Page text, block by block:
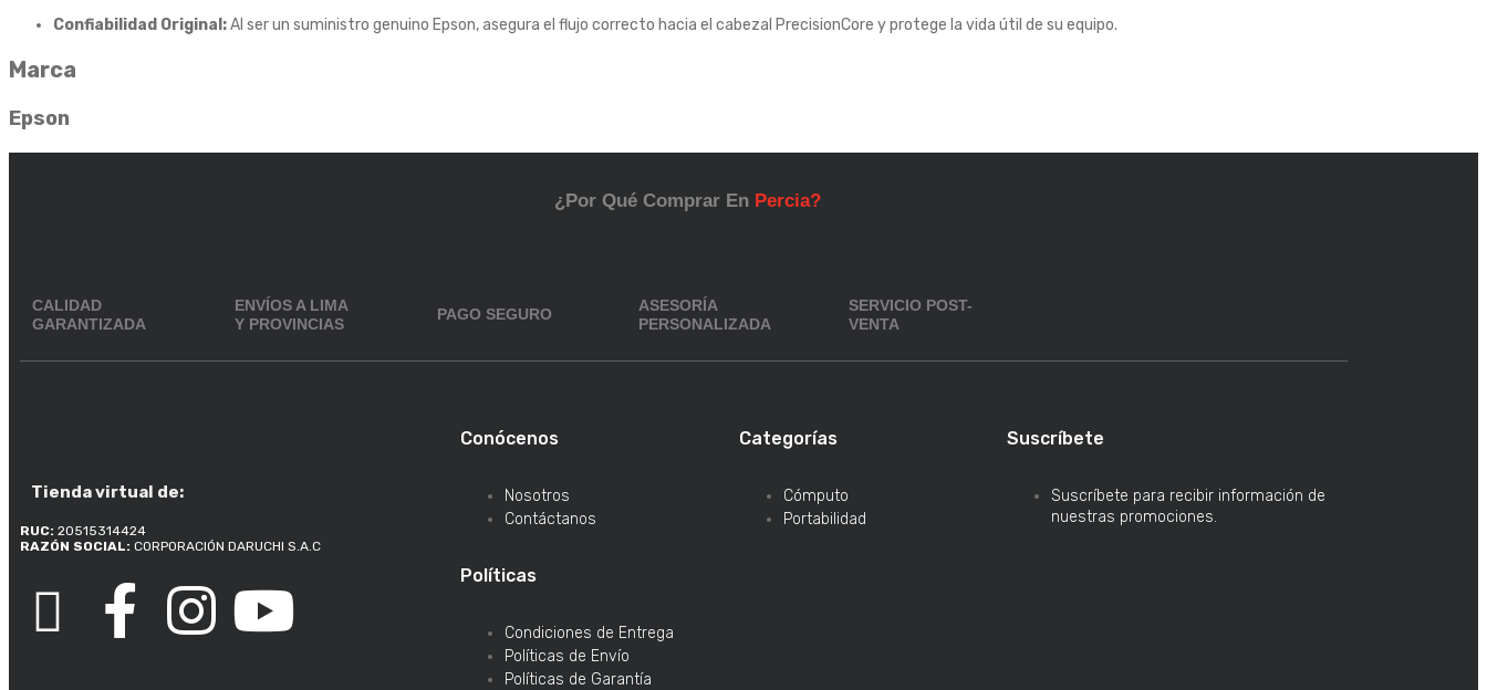
Confiabilidad Original:Al ser un suministro genuino Epson, asegura el flujo correcto hacia el cabezal PrecisionCore y protege la vida útil de su equipo.
Marca
Epson
¿Por Qué Comprar En Percia?
CALIDAD
GARANTIZADA
ENVÍOS A LIMA
Y PROVINCIAS
PAGO SEGURO
ASESORÍA
PERSONALIZADA
SERVICIO POST-
VENTA
Tienda virtual de:
RUC: 20515314424
RAZÓN SOCIAL: CORPORACIÓN DARUCHI S.A.C
Conócenos
Nosotros
Contáctanos
Políticas
Condiciones de Entrega
Políticas de Envío
Políticas de Garantía
Categorías
Cómputo
Portabilidad
Suscríbete
Suscríbete para recibir información de
nuestras promociones.